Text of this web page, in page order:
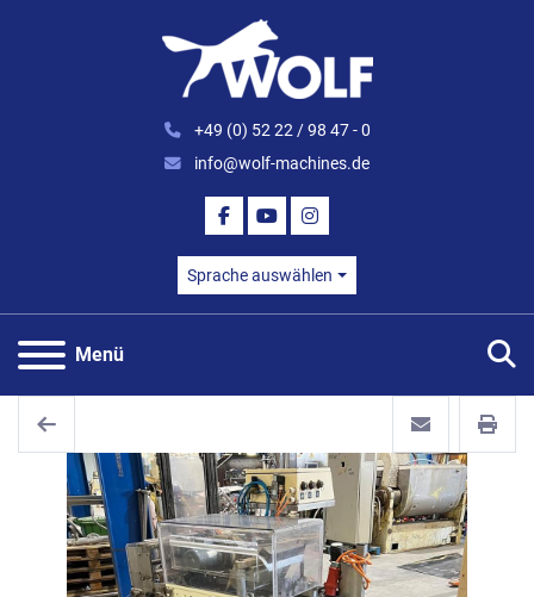
+49 (0) 52 22 / 98 47 - 0
info@wolf-machines.de
FACEBOOK
YOUTUBEINSTAGRAM
Sprache auswählen
Menü